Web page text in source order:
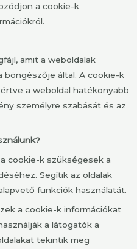
a cookie-k
amit a weboldalak
böngészője által. A cookie-k
a weboldal hatékonyabb
személyre szabását és az
cookie-k szükségesek a
Segítik az oldalak
funkciók használatát.
a cookie-k információkat
a látogatók a
tekintik meg